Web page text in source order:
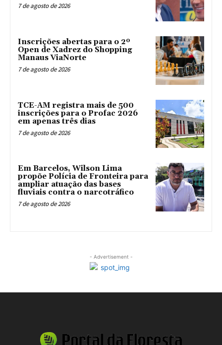
7 de agosto de 2026
Inscrições abertas para o 2º
Open de Xadrez do Shopping
Manaus ViaNorte
7 de agosto de 2026
TCE-AM registra mais de 500
inscrições para o Profac 2026
em apenas três dias
7 de agosto de 2026
Em Barcelos, Wilson Lima
propõe Polícia de Fronteira para
ampliar atuação das bases
fluviais contra o narcotráfico
7 de agosto de 2026
- Advertisement -